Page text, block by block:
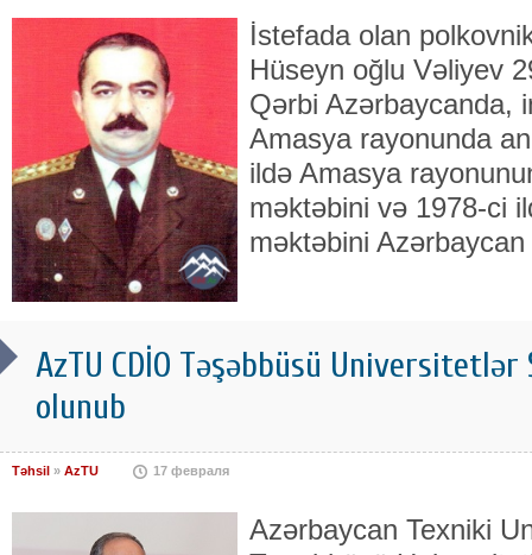
İstefada olan
Hüseyn oğlu Vəliyev
Qərbi Azərbaycanda,
Amasya rayonunda
ildə Amasya
məktəbini və 1978-ci
məktəbini
AzTU CDİO Təşəbbüsü
olunub
Təhsil » AzTU 17 февраля
Azərbaycan Texniki